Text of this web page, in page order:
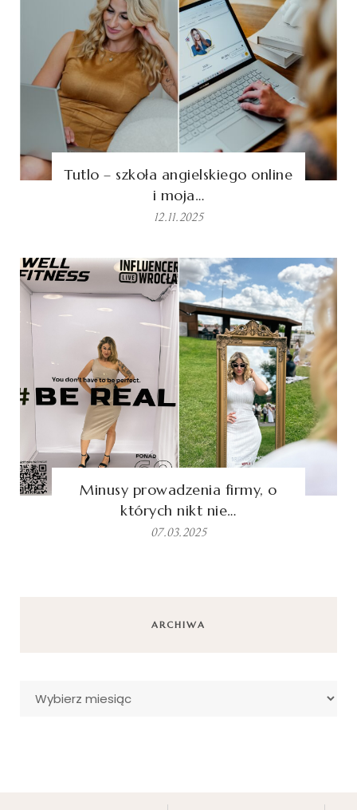
Tutlo – szkoła angielskiego online
i moja…
12.11.2025
Minusy prowadzenia firmy, o
których nikt nie…
07.03.2025
ARCHIWA